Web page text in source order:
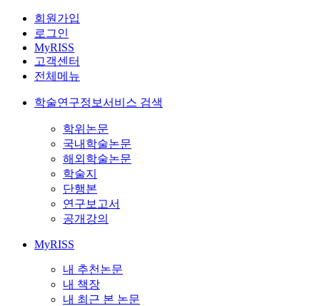
회원가입
로그인
MyRISS
고객센터
전체메뉴
학술연구정보서비스 검색
학위논문
국내학술논문
해외학술논문
학술지
단행본
연구보고서
공개강의
MyRISS
내 추천논문
내 책장
내 최근 본 논문